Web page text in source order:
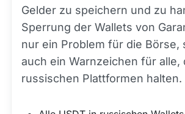
Gelder zu speichern und zu
Sperrung der Wallets von
nur ein Problem für die Börse,
auch ein Warnzeichen für alle,
russischen Plattformen halten.